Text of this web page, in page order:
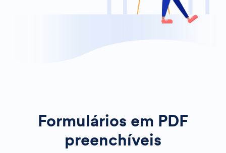
Formulários em PDF
preenchíveis